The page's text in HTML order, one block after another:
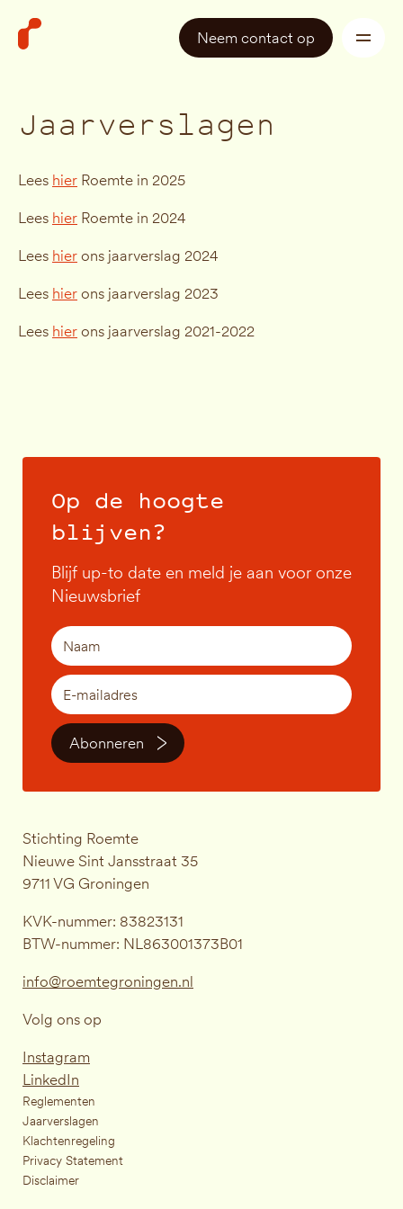
Neem contact op
Jaarverslagen
Lees hier Roemte in 2025
Lees hier Roemte in 2024
Lees hier ons jaarverslag 2024
Lees hier ons jaarverslag 2023
Lees hier ons jaarverslag 2021-2022
Op de hoogte
blijven?
Blijf up-to date en meld je aan voor onze
Nieuwsbrief
Abonneren
Stichting Roemte
Nieuwe Sint Jansstraat 35
9711 VG Groningen
KVK-nummer: 83823131
BTW-nummer: NL863001373B01
info@roemtegroningen.nl
Volg ons op
Instagram
LinkedIn
Reglementen
Jaarverslagen
Klachtenregeling
Privacy Statement
Disclaimer